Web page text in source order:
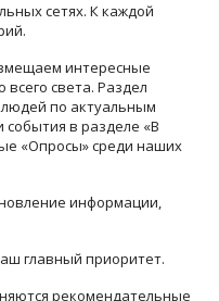
сетях. К каждой
интересные
света. Раздел
по актуальным
в разделе «В
«Опросы» среди наших
информации,
главный приоритет.
рекомендательные